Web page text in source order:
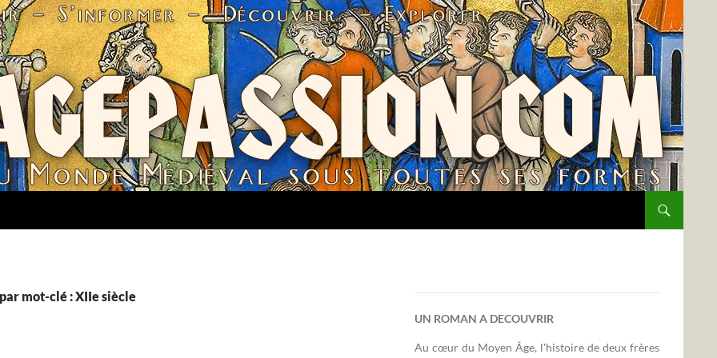
mot-clé : XIIe siècle
UN ROMAN A DECOUVRIR
Au cœur du Moyen Âge, l'histoire de deux frères